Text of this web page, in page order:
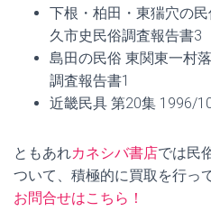
下根・柏田・東猯穴の
久市史民俗調査報告書3
島田の民俗 東関東一村
調査報告書1
近畿民具 第20集 1996/
ともあれカネシバ書店では民
ついて、積極的に買取を行っ
お問合せはこちら！